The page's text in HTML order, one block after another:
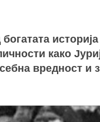
како
вредност и